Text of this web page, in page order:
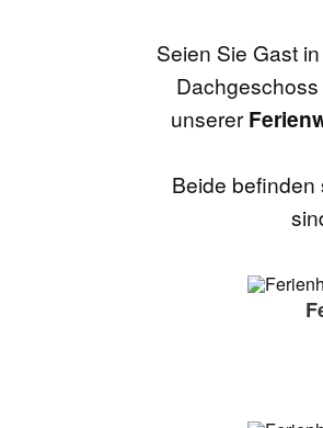
Seien Sie Gast
Dachgeschoss
unserer
Beide